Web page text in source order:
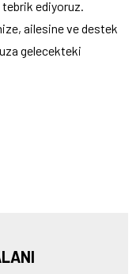
tebrik ediyoruz.
ailesine ve destek
gelecekteki